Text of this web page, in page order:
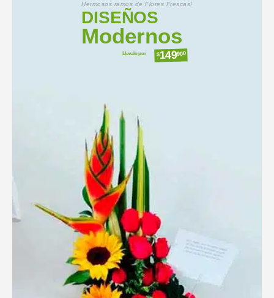
Hermosos ramos de Flores Frescas!
DISEÑOS
Modernos
Llevalo por $149900